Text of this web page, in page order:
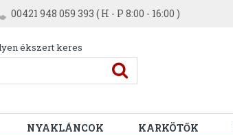
00421 948 059 393 ( H - P 8:00 - 16:00 )
ékszert keres
NYAKLÁNCOK KARKÖTŐK